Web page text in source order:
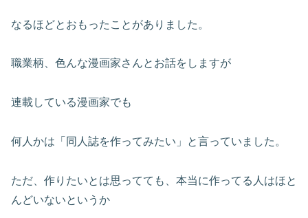
なるほどとおもったことがありました。
職業柄、色んな漫画家さんとお話をしますが
連載している漫画家でも
何人かは「同人誌を作ってみたい」と言っていました。
ただ、作りたいとは思ってても、本当に作ってる人はほと
んどいないというか